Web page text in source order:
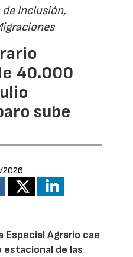
Inclusión,
40.000
sube
Especial Agrario cae
de las